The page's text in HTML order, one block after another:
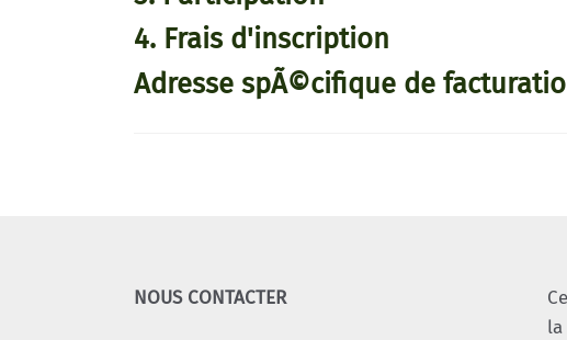
4. Frais d'inscription
Adresse spÃ©cifique de
NOUS CONTACTER